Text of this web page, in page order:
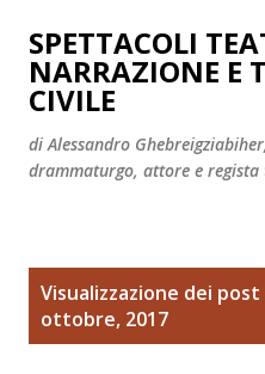
Passa ai
SPETTACOLI
NARRAZIONE E
CIVILE
di Alessandro
drammaturgo, attore e regista
Visualizzazione dei post
ottobre, 2017